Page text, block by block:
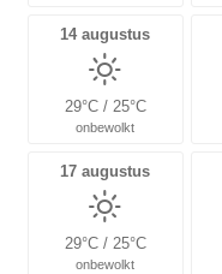
14 augustus
29°C / 25°C
onbewolkt
17 augustus
29°C / 25°C
onbewolkt